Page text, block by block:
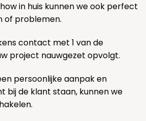
in huis kunnen we ook perfect
of problemen.
contact met 1 van de
project nauwgezet opvolgt.
persoonlijke aanpak en
bij de klant staan, kunnen we